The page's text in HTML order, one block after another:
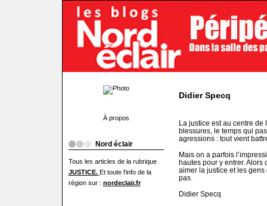
À propos
Nord éclair
Tous les articles de la rubrique
JUSTICE. Et toute l'info de la
région sur : nordeclair.fr
Didier Specq
La justice est au centre de
blessures, le temps qui
agressions : tout vient
Mais on a parfois
hautes pour y entrer. Alors
aimer la justice et les
pas.
Didier Specq